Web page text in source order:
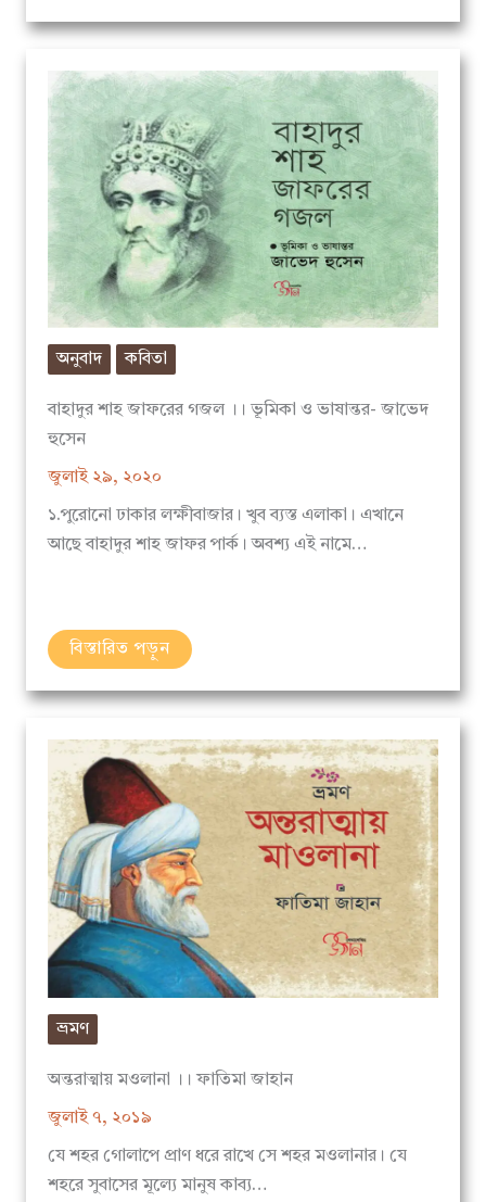
অনুবাদ কবিতা
হুসেন
জুলাই ২৯, ২০২০
১.পুরোনো ঢাকার লক্ষীবাজার। খুব ব্যস্ত এলাকা। এখানে
আছে বাহাদুর শাহ জাফর পার্ক। অবশ্য এই নামে…
ভ্রমণ
জুলাই ৭, ২০১৯
যে শহর গোলাপে প্রাণ ধরে রাখে সে শহর মওলানার। যে
শহরে সুবাসের মূল্যে মানুষ কাব্য…